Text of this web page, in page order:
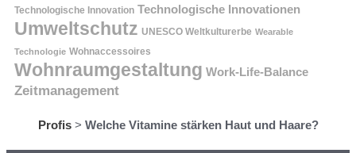
Technologische Innovation Technologische Innovationen
Umweltschutz UNESCO Weltkulturerbe Wearable
Technologie Wohnaccessoires
Wohnraumgestaltung Work-Life-Balance
Zeitmanagement
Profis> Welche Vitamine stärken Haut und Haare?